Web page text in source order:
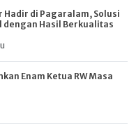
Hadir di Pagaralam, Solusi
dengan Hasil Berkualitas
Enam Ketua RW Masa